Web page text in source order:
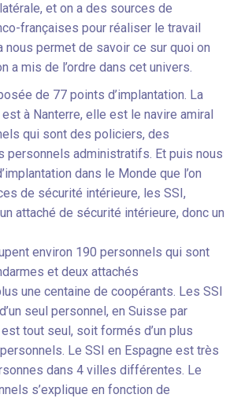
et on a des sources de
françaises pour réaliser le travail
nous permet de savoir ce sur quoi on
a mis de l’ordre dans cet univers.
de 77 points d’implantation. La
à Nanterre, elle est le navire amiral
qui sont des policiers, des
personnels administratifs. Et puis nous
dans le Monde que l’on
de sécurité intérieure, les SSI,
attaché de sécurité intérieure, donc un
environ 190 personnels qui sont
et deux attachés
une centaine de coopérants. Les SSI
seul personnel, en Suisse par
est tout seul, soit formés d’un plus
Le SSI en Espagne est très
dans 4 villes différentes. Le
s’explique en fonction de